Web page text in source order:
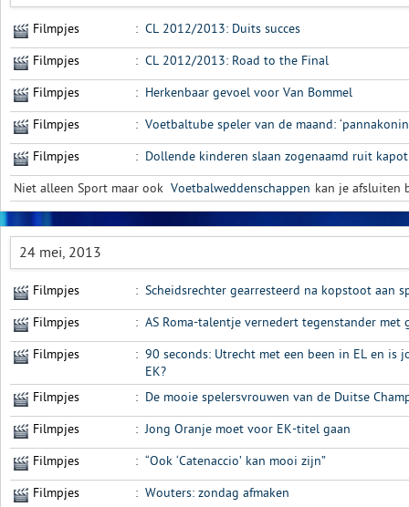
Filmpjes : CL 2012/2013: Duits succes
Filmpjes : CL 2012/2013: Road to the Final
Filmpjes : Herkenbaar gevoel voor Van Bommel
Filmpjes : Voetbaltube speler van de maand:
Filmpjes : Dollende kinderen slaan zogenaamd ruit
Niet alleen Sport maar ook Voetbalweddenschappen kan je afsluiten
24 mei, 2013
Filmpjes : Scheidsrechter gearresteerd na kopstoot aan
Filmpjes : AS Roma-talentje vernedert tegenstander met
Filmpjes : 90 seconds: Utrecht met een been in EL en is
EK?
Filmpjes
: De mooie spelersvrouwen van de Duitse
Filmpjes : Jong Oranje moet voor EK-titel gaan
Filmpjes : “Ook ‘Catenaccio’ kan mooi zijn”
Filmpjes : Wouters: zondag afmaken